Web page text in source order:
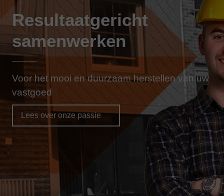
Resultaatgericht
samenwerken
Voor het mooi en duurzaam herstellen van uw
vastgoed
Lees over onze passie